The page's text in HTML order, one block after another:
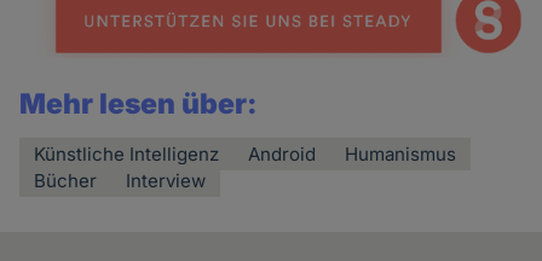
Mehr lesen über:
Künstliche Intelligenz Android
Humanismus
Bücher
Interview